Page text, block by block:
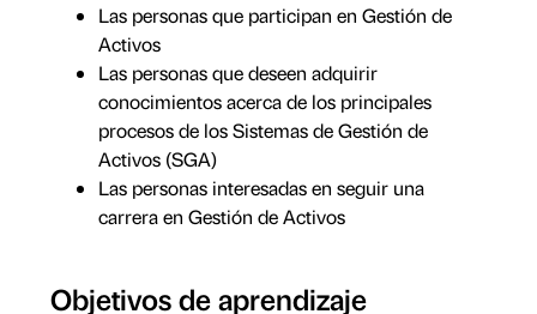
Las personas que participan en Gestión de
Activos
Las personas que deseen adquirir
conocimientos acerca de los principales
procesos de los Sistemas de Gestión de
Activos (SGA)
Las personas interesadas en seguir una
carrera en Gestión de Activos
Objetivos de aprendizaje